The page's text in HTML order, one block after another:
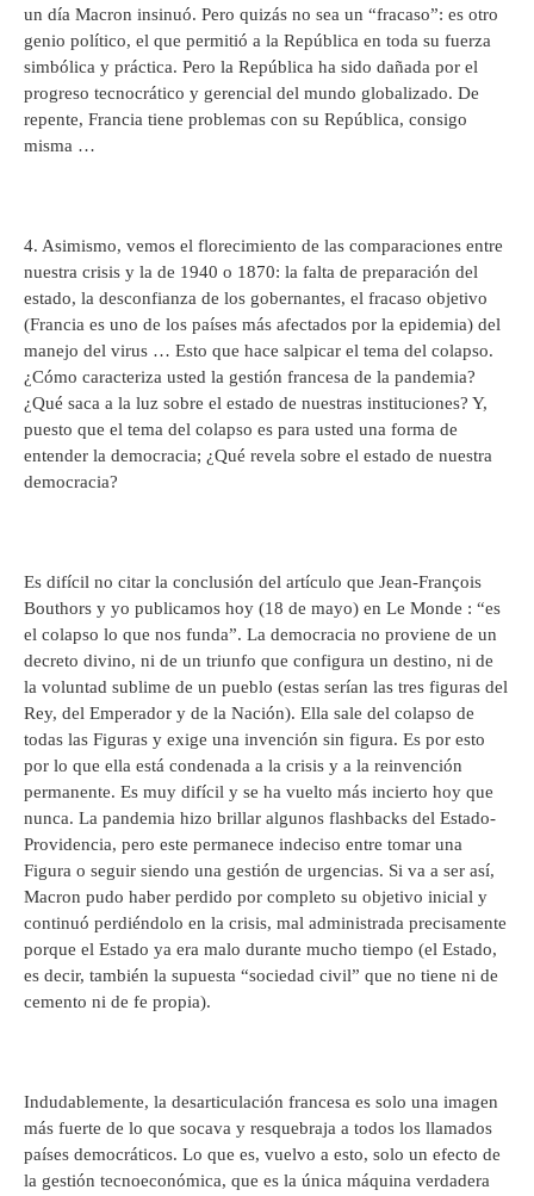
un día Macron insinuó. Pero quizás no sea un “fracaso”: es otro
genio político, el que permitió a la República en toda su fuerza
simbólica y práctica. Pero la República ha sido dañada por el
progreso tecnocrático y gerencial del mundo globalizado. De
repente, Francia tiene problemas con su República, consigo
misma …
4. Asimismo, vemos el florecimiento de las comparaciones entre
nuestra crisis y la de 1940 o 1870: la falta de preparación del
estado, la desconfianza de los gobernantes, el fracaso objetivo
(Francia es uno de los países más afectados por la epidemia) del
manejo del virus … Esto que hace salpicar el tema del colapso.
¿Cómo caracteriza usted la gestión francesa de la pandemia?
¿Qué saca a la luz sobre el estado de nuestras instituciones? Y,
puesto que el tema del colapso es para usted una forma de
entender la democracia; ¿Qué revela sobre el estado de nuestra
democracia?
Es difícil no citar la conclusión del artículo que Jean-François
Bouthors y yo publicamos hoy (18 de mayo) en Le Monde : “es
el colapso lo que nos funda”. La democracia no proviene de un
decreto divino, ni de un triunfo que configura un destino, ni de
la voluntad sublime de un pueblo (estas serían las tres figuras del
Rey, del Emperador y de la Nación). Ella sale del colapso de
todas las Figuras y exige una invención sin figura. Es por esto
por lo que ella está condenada a la crisis y a la reinvención
permanente. Es muy difícil y se ha vuelto más incierto hoy que
nunca. La pandemia hizo brillar algunos flashbacks del Estado-
Providencia, pero este permanece indeciso entre tomar una
Figura o seguir siendo una gestión de urgencias. Si va a ser así,
Macron pudo haber perdido por completo su objetivo inicial y
continuó perdiéndolo en la crisis, mal administrada precisamente
porque el Estado ya era malo durante mucho tiempo (el Estado,
es decir, también la supuesta “sociedad civil” que no tiene ni de
cemento ni de fe propia).
Indudablemente, la desarticulación francesa es solo una imagen
más fuerte de lo que socava y resquebraja a todos los llamados
países democráticos. Lo que es, vuelvo a esto, solo un efecto de
la gestión tecnoeconómica, que es la única máquina verdadera